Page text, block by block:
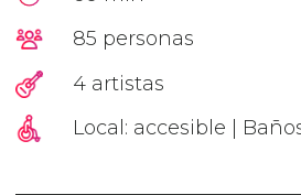
85 personas
4 artistas
Local: accesible |